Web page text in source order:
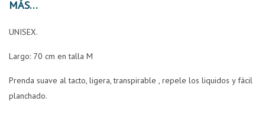
MÁS
UNISEX.
Largo: 70 cm en talla M
Prenda suave al tacto, ligera, transpirable , repele los liquidos y fácil
planchado.